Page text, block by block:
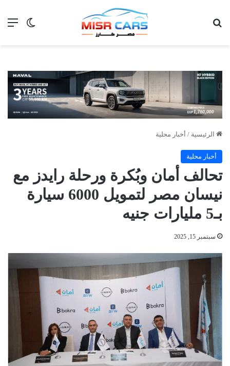
الوضع
الرئيسية / أخبار محلية
أخبار محلية
تحالف أمان وبُكرة ورحلة رايدز مع
نيسان مصر لتمويل 6000 سيارة
بـ5 مليارات جنيه
سبتمبر 15, 2025